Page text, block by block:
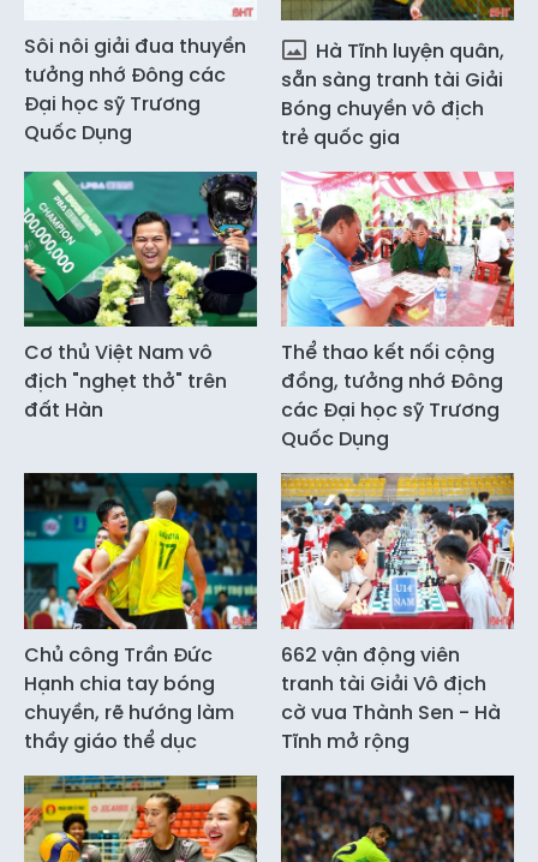
Sôi nôi giải đua thuyền
tưởng nhớ Đông các
Đại học sỹ Trương
Quốc Dụng
Hà Tĩnh luyện quân,
sẵn sàng tranh tài Giải
Bóng chuyền vô địch
trẻ quốc gia
Cơ thủ Việt Nam vô
địch "nghẹt thở" trên
đất Hàn
Thể thao kết nối cộng
đồng, tưởng nhớ Đông
các Đại học sỹ Trương
Quốc Dụng
Chủ công Trần Đức
Hạnh chia tay bóng
chuyền, rẽ hướng làm
thầy giáo thể dục
662 vận động viên
tranh tài Giải Vô địch
cờ vua Thành Sen - Hà
Tĩnh mở rộng